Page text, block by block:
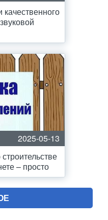
качественного
2025-05-13
– просто